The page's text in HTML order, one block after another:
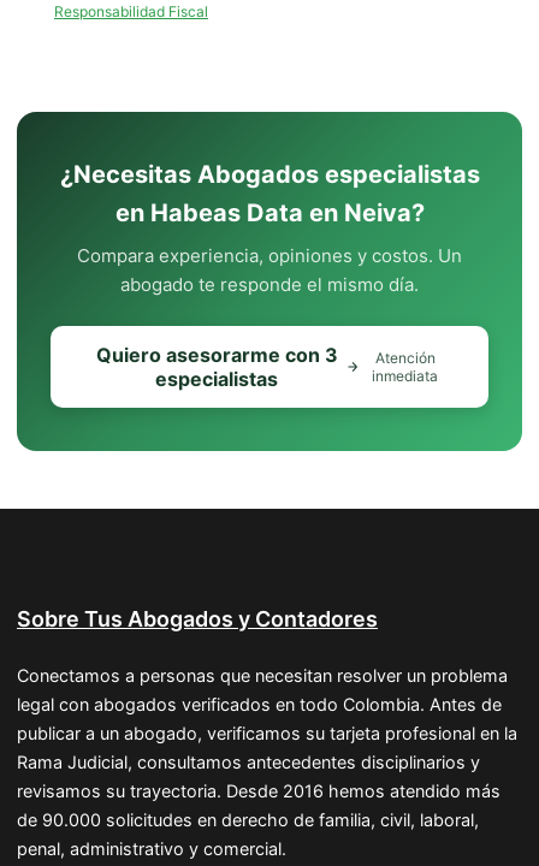
Responsabilidad Fiscal
¿Necesitas Abogados especialistas
en Habeas Data en Neiva?
Compara experiencia, opiniones y costos. Un
abogado te responde el mismo día.
Quiero asesorarme con 3
especialistas
Atención
inmediata
Sobre Tus Abogados y Contadores
Conectamos a personas que necesitan resolver un problema
legal con abogados verificados en todo Colombia. Antes de
publicar a un abogado, verificamos su tarjeta profesional en la
Rama Judicial, consultamos antecedentes disciplinarios y
revisamos su trayectoria. Desde 2016 hemos atendido más
de 90.000 solicitudes en derecho de familia, civil, laboral,
penal, administrativo y comercial.